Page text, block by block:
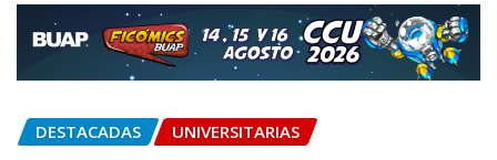
DESTACADAS UNIVERSITARIAS